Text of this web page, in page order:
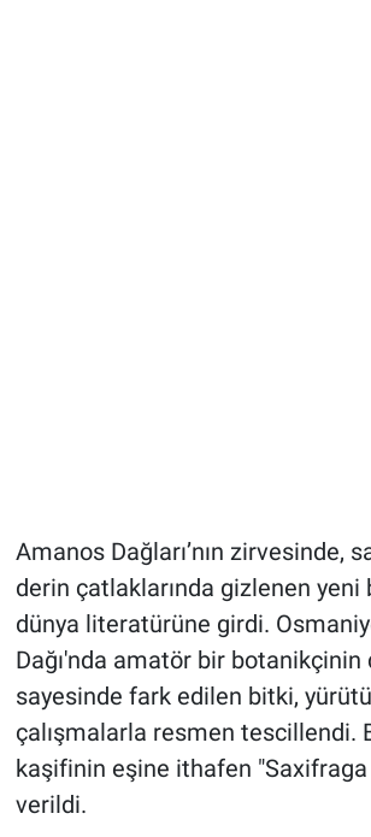
Amanos Dağları’nın zirvesinde,
derin çatlaklarında gizlenen yeni
dünya literatürüne girdi.
Dağı'nda amatör bir botanikçinin
sayesinde fark edilen bitki,
çalışmalarla resmen tescillendi.
kaşifinin eşine ithafen "Saxifraga
verildi.